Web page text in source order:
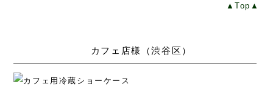
▲Top▲
カフェ店様（渋谷区）